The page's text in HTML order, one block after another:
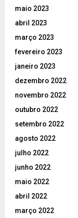
maio 2023
abril 2023
março 2023
fevereiro 2023
janeiro 2023
dezembro 2022
novembro 2022
outubro 2022
setembro 2022
agosto 2022
julho 2022
junho 2022
maio 2022
abril 2022
março 2022